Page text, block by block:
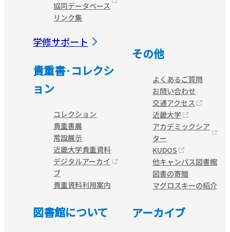
協同データベース
リンク集
学修サポート
貴重書·コレクシ
ョン
コレクション
貴重書展
常設展示
近畿大学貴重資料
デジタルアーカイ
ブ
貴重資料利用案内
図書館について
その他
よくあるご質問
お問い合わせ
交通アクセス
近畿大学
アカデミックシア
ター
KUDOS
他キャンパス図書館
図書の寄贈
マグロスキーの紹介
アーカイブ